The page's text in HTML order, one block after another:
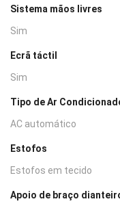
Sistema mãos livres
Sim
Ecrã táctil
Sim
Tipo de Ar
AC automático
Estofos
Estofos em tecido
Apoio de braço